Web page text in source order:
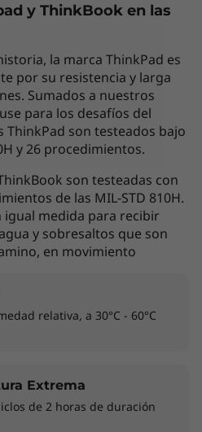
no están incluidos
cada producto pueden
adquisición del mismo,
descripción no debe ser
un compromiso
a revisar las
para cada producto
online en la sección
misma página, o con un
es en una tienda física.
en todas partes
puede con todo sin
en cuenta el
de respuesta en
y ThinkBook en las
la marca ThinkPad es
por su resistencia y larga
Sumados a nuestros
para los desafíos del
ThinkPad son testeados bajo
y 26 procedimientos.
son testeadas con
de las MIL-STD 810H.
igual medida para recibir
y sobresaltos que son
en movimiento
relativa, a 30°C - 60°C
Extrema
de 2 horas de duración